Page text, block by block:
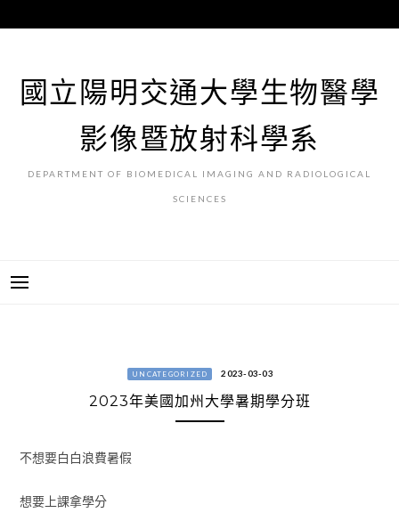
至
國立陽明交通大學生物醫學
影像暨放射科學系
DEPARTMENT OF BIOMEDICAL IMAGING AND RADIOLOGICAL
SCIENCES
UNCATEGORIZED 2023-03-03
2023年美國加州大學暑期學分班
不想要白白浪費暑假
想要上課拿學分